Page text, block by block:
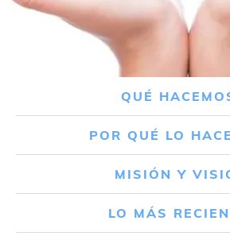
QUÉ
POR QUÉ LO
MISIÓN Y
LO MÁS